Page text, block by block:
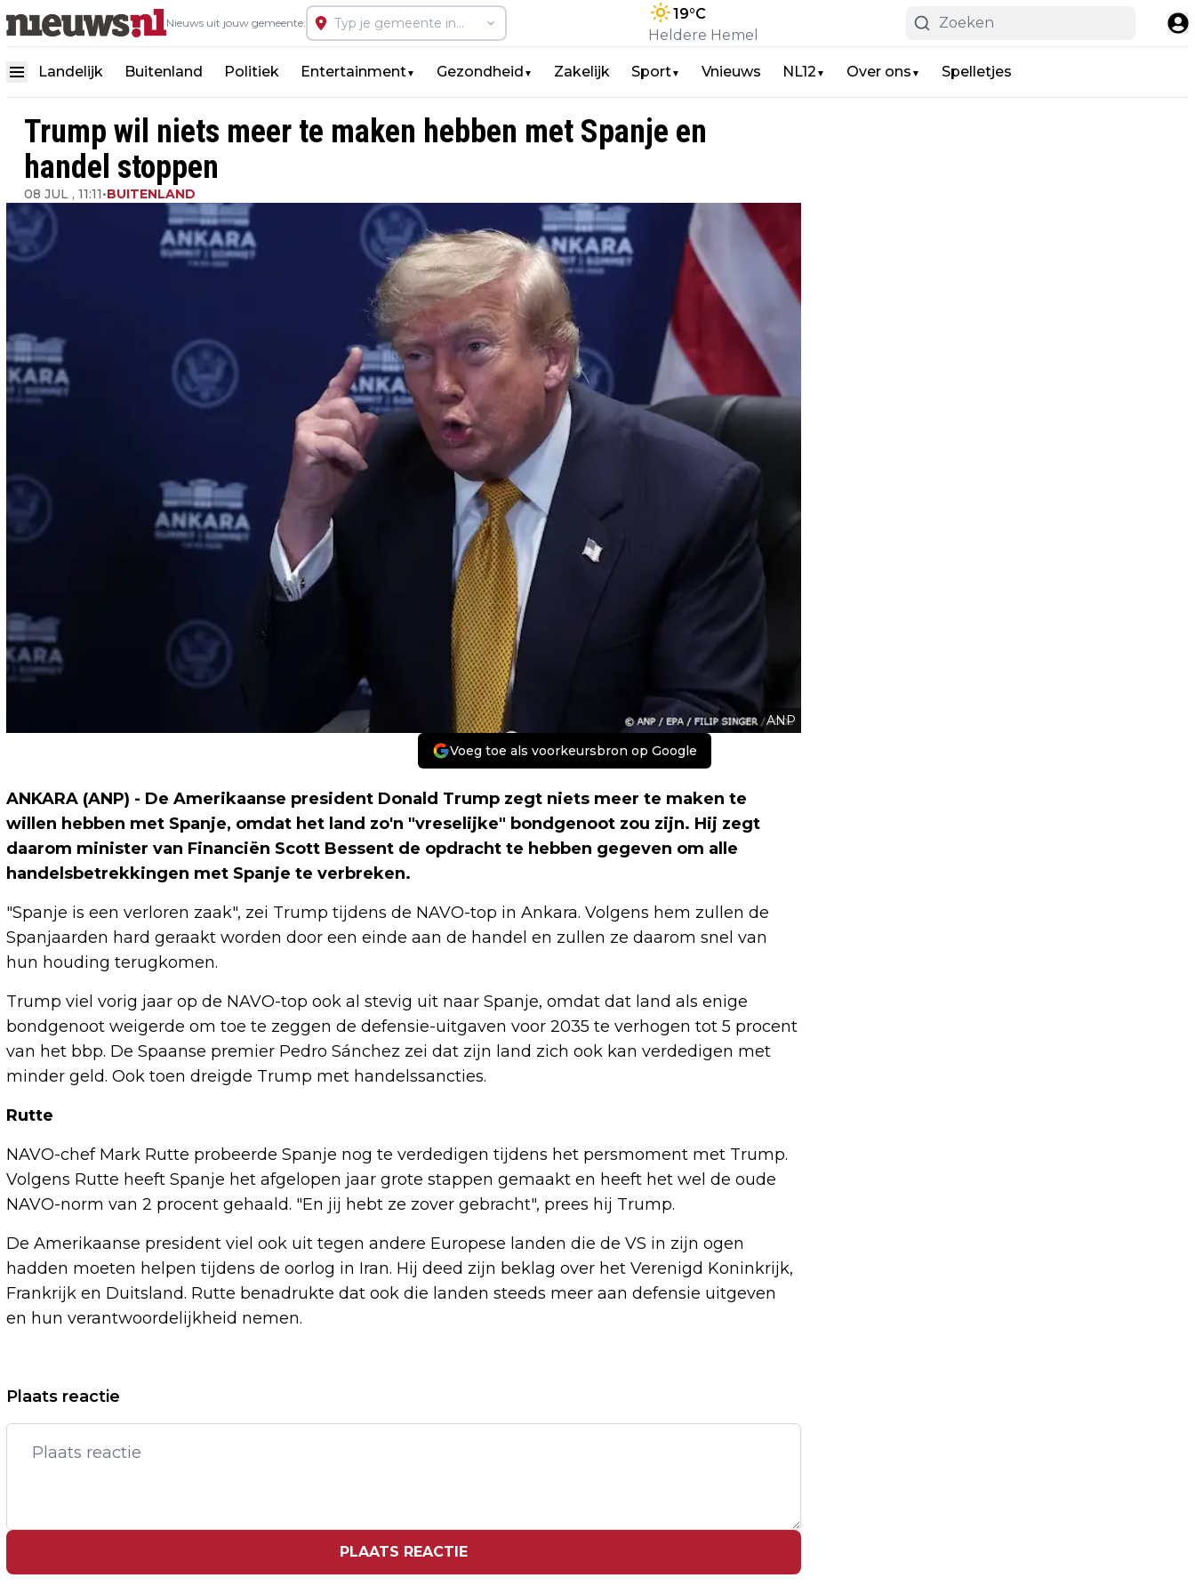
Nieuws uit jouw gemeente:
19°C
Heldere Hemel
Landelijk Buitenland Politiek Entertainment▼ Gezondheid ▼ Zakelijk Sport▼ Vnieuws NL12 ▼ Over ons ▼ Spelletjes
Trump wil niets meer te maken hebben met Spanje en
handel stoppen
08 JUL , 11:11•BUITENLAND
ANP
Voeg toe als voorkeursbron op Google
ANKARA (ANP) - De Amerikaanse president Donald Trump zegt niets meer te maken te
willen hebben met Spanje, omdat het land zo'n "vreselijke" bondgenoot zou zijn. Hij zegt
daarom minister van Financiën Scott Bessent de opdracht te hebben gegeven om alle
handelsbetrekkingen met Spanje te verbreken.
"Spanje is een verloren zaak", zei Trump tijdens de NAVO-top in Ankara. Volgens hem zullen de
Spanjaarden hard geraakt worden door een einde aan de handel en zullen ze daarom snel van
hun houding terugkomen.
Trump viel vorig jaar op de NAVO-top ook al stevig uit naar Spanje, omdat dat land als enige
bondgenoot weigerde om toe te zeggen de defensie-uitgaven voor 2035 te verhogen tot 5 procent
van het bbp. De Spaanse premier Pedro Sánchez zei dat zijn land zich ook kan verdedigen met
minder geld. Ook toen dreigde Trump met handelssancties.
Rutte
NAVO-chef Mark Rutte probeerde Spanje nog te verdedigen tijdens het persmoment met Trump.
Volgens Rutte heeft Spanje het afgelopen jaar grote stappen gemaakt en heeft het wel de oude
NAVO-norm van 2 procent gehaald. "En jij hebt ze zover gebracht", prees hij Trump.
De Amerikaanse president viel ook uit tegen andere Europese landen die de VS in zijn ogen
hadden moeten helpen tijdens de oorlog in Iran. Hij deed zijn beklag over het Verenigd Koninkrijk,
Frankrijk en Duitsland. Rutte benadrukte dat ook die landen steeds meer aan defensie uitgeven
en hun verantwoordelijkheid nemen.
Vorig artikel
DE HOND NOEMT IN VERHOOR VEEL
CORONAMAATREGELEN 'ONZIN'
RUTTE PRAAT IN OP WOEDENDE TRUMP
Plaats reactie
PLAATS REACTIE